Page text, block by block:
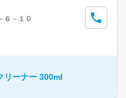
６－１０
リーナー 300ml